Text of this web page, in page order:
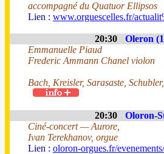
accompagné du Quatuor Ellipsos
Lien : www.orguescelles.fr/
20:30 Oleron
Emmanuelle Piaud
Frederic Ammann Chanel violon
Bach, Kreisler, Sarasaste,
20:30 Oloron-
Ciné-concert — Aurore,
Ivan Terekhanov, orgue
Lien : oloron-orgues.fr/evenements/